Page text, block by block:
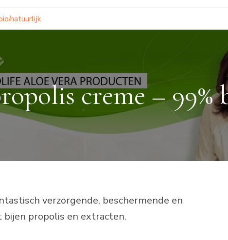
natuurlijk
creme –
verzorgende, beschermende en
propolis en extracten.